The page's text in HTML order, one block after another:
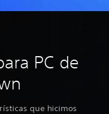
PC de
que hicimos